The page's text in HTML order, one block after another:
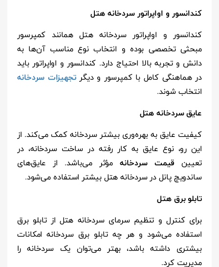
کندانسور و اواپراتور سردخانه هتل
کندانسور و اواپراتور سردخانه هتل همانند کمپرسور
مبحثی تخصصی بوده و انتخاب نوع مناسب آن‌ها به
دانش و تجربه بالا احتیاج دارد. کندانسور و اواپراتور باید
در هماهنگی کامل با کمپرسور و دیگر تجهیزات سردخانه
انتخاب شوند.
عایق سردخانه هتل
کیفیت عایق به بهره‌وری بیشتر سردخانه کمک می‌کند. از
این رو، نوع عایق به کار رفته در ساخت سردخانه، در
تعیین قیمت سردخانهمؤثر می‌باشد. از عایق‌های
ساندویچ پانل در سردخانه هتل بیشتر استفاده می‌شود.
تابلو برق هتل
برای کنترل و تنظیم سرمای سردخانه هتل از تابلو برق
استفاده می‌شود و هر چه تابلو برق سردخانه امکانات
بیشتری داشته باشد، بهتر می‌توان یک سردخانه را
مدیریت کرد.